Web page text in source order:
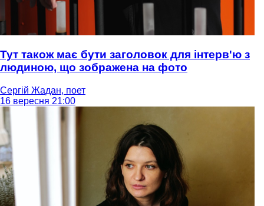
Тут також має бути заголовок для інтерв'ю з
людиною, що зображена на фото
Сергій Жадан, поет
16 вересня 21:00